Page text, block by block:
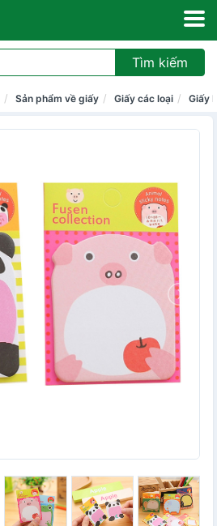
Tìm kiếm
Sản phẩm về giấy Giấy các loại Giấy